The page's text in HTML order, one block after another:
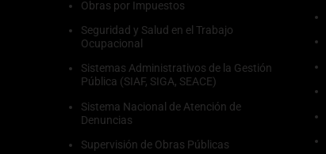
Obras por Impuestos
Seguridad y Salud en el Trabajo
Ocupacional
Sistemas Administrativos de la Gestión
Pública (SIAF, SIGA, SEACE)
Sistema Nacional de Atención de
Denuncias
Supervisión de Obras Públicas